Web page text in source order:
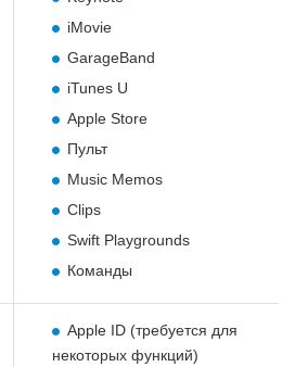
iMovie
GarageBand
iTunes U
Apple Store
Пульт
Music Memos
Clips
Swift Playgrounds
Команды
Apple ID (требуется для
некоторых функций)